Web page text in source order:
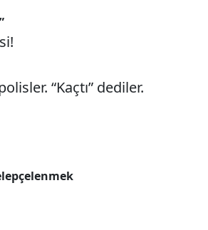
“Kaçtı” dediler.